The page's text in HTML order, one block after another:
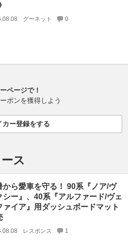
グーネット 0
ページで！
ポンを獲得しよう
カー登録をする
ス
から愛車を守る！ 90系『ノア/ヴ
シー』、40系『アルファード/ヴェ
ァイア』用ダッシュボードマット
レスポンス 1